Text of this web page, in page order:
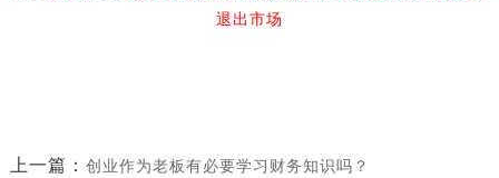
退出市场
上一篇： 创业作为老板有必要学习财务知识吗？